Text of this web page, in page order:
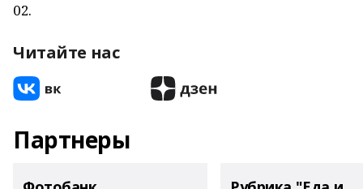
02.
Читайте нас
Партнеры